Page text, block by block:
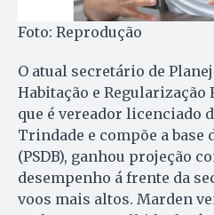
Foto: Reprodução
O atual secretário de
Habitação e Regularização
que é vereador licenciado
Trindade e compõe a
(PSDB), ganhou projeção
desempenho á frente da
voos mais altos. Marden